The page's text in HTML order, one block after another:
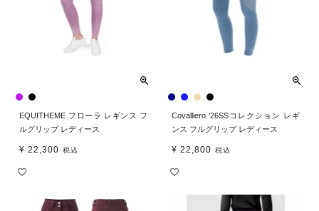
EQUITHEME フローラ レギンス フ
ルグリップ レディース
¥ 22,300 税込
Covalliero ’26SSコレクション レギ
ンス フルグリップ レディース
¥ 22,800 税込